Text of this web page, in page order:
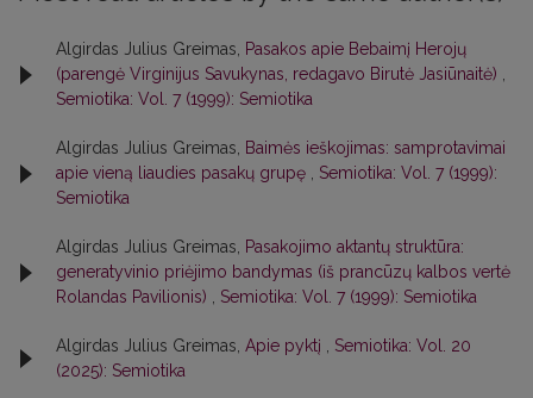
Algirdas Julius Greimas,
Pasakos apie Bebaimį Herojų
(parengė Virginijus Savukynas, redagavo Birutė Jasiūnaitė)
Semiotika: Vol. 7 (1999): Semiotika
Algirdas Julius Greimas,
Baimės ieškojimas: samprotavimai
apie vieną liaudies pasakų grupę
Semiotika: Vol. 7 (1999):
Semiotika
Algirdas Julius Greimas,
Pasakojimo aktantų struktūra:
generatyvinio priėjimo bandymas (iš prancūzų kalbos vertė
Rolandas Pavilionis)
Semiotika: Vol. 7 (1999): Semiotika
Algirdas Julius Greimas, Apie pyktį
Semiotika: Vol. 20
(2025): Semiotika